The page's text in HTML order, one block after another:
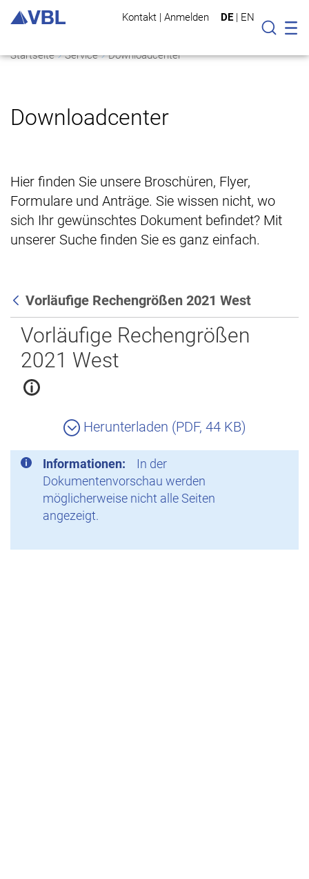
Kontakt | Anmelden DE | EN
Suche
Startseite Service Downloadcenter
Downloadcenter
Hier finden Sie unsere Broschüren, Flyer,
Formulare und Anträge. Sie wissen nicht, wo
sich Ihr gewünschtes Dokument befindet? Mit
unserer Suche finden Sie es ganz einfach.
Zurück
Vorläufige Rechengrößen 2021 West
Vorläufige Rechengrößen
2021 West
Herunterladen (PDF, 44 KB)
Informationen:
In der
Dokumentenvorschau werden
möglicherweise nicht alle Seiten
angezeigt.